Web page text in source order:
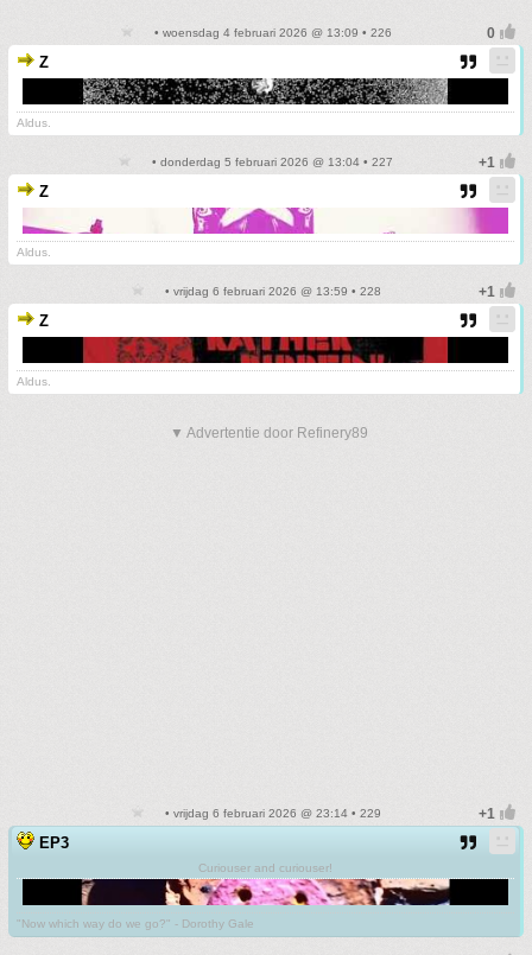
• woensdag 4 februari 2026 @ 13:09 • 226
Z
Aldus.
• donderdag 5 februari 2026 @ 13:04 • 227
Z
Aldus.
• vrijdag 6 februari 2026 @ 13:59 • 228
Z
Aldus.
▼ Advertentie door Refinery89
• vrijdag 6 februari 2026 @ 23:14 • 229
EP3
Curiouser and curiouser!
"Now which way do we go?" - Dorothy Gale